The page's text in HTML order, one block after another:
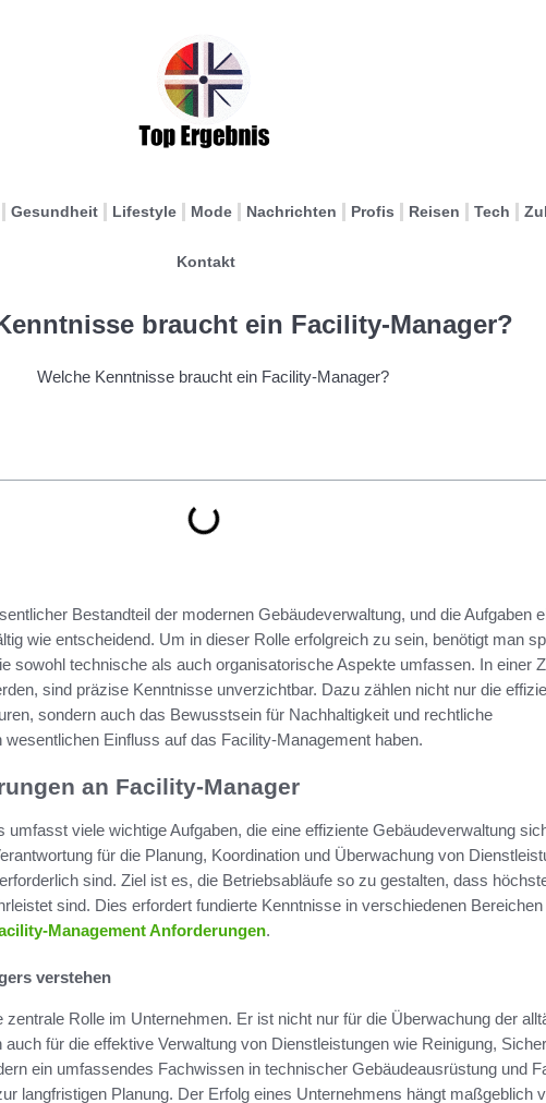
Gesundheit Lifestyle Mode Nachrichten Profis Reisen Tech
Kontakt
braucht ein Facility-Manager?
Bestandteil der modernen Gebäudeverwaltung, und die Aufgaben
wie entscheidend. Um in dieser Rolle erfolgreich zu sein, benötigt man
sowohl technische als auch organisatorische Aspekte umfassen. In einer
sind präzise Kenntnisse unverzichtbar. Dazu zählen nicht nur die
sondern auch das Bewusstsein für Nachhaltigkeit und rechtliche
wesentlichen Einfluss auf das Facility-Management haben.
an Facility-Manager
umfasst viele wichtige Aufgaben, die eine effiziente Gebäudeverwaltung
für die Planung, Koordination und Überwachung von
sind. Ziel ist es, die Betriebsabläufe so zu gestalten, dass
sind. Dies erfordert fundierte Kenntnisse in verschiedenen Bereichen
Management Anforderungen.
verstehen
Rolle im Unternehmen. Er ist nicht nur für die Überwachung der
für die effektive Verwaltung von Dienstleistungen wie Reinigung,
ein umfassendes Fachwissen in technischer Gebäudeausrüstung und
langfristigen Planung. Der Erfolg eines Unternehmens hängt maßgeblich